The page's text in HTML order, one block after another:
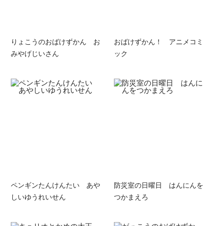
りょこうのおばけずかん お
みやげじいさん
おばけずかん！ アニメコミ
ック
ペンギンたんけんたい あや
しいゆうれいせん
防災室の日曜日 はんにんを
つかまえろ